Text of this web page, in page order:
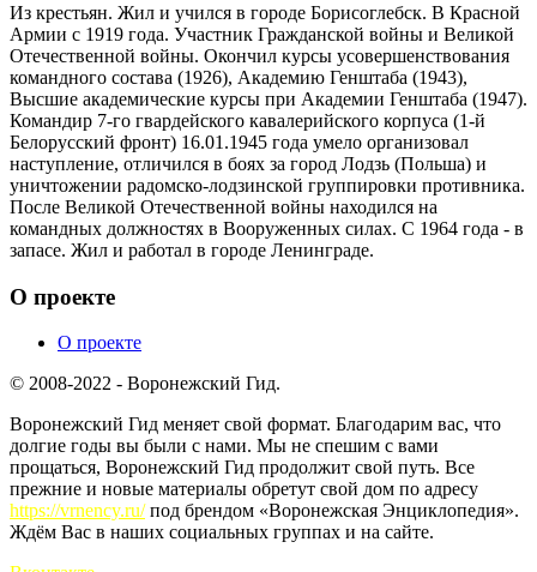
Из крестьян. Жил и учился в городе Борисоглебск. В Красной
Армии с 1919 года. Участник Гражданской войны и Великой
Отечественной войны. Окончил курсы усовершенствования
командного состава (1926), Академию Генштаба (1943),
Высшие академические курсы при Академии Генштаба (1947).
Командир 7-го гвардейского кавалерийского корпуса (1-й
Белорусский фронт) 16.01.1945 года умело организовал
наступление, отличился в боях за город Лодзь (Польша) и
уничтожении радомско-лодзинской группировки противника.
После Великой Отечественной войны находился на
командных должностях в Вооруженных силах. С 1964 года - в
запасе. Жил и работал в городе Ленинграде.
О проекте
О проекте
© 2008-2022 - Воронежский Гид.
Воронежский Гид меняет свой формат. Благодарим вас, что
долгие годы вы были с нами. Мы не спешим с вами
прощаться, Воронежский Гид продолжит свой путь. Все
прежние и новые материалы обретут свой дом по адресу
https://vrnency.ru/под брендом «Воронежская Энциклопедия».
Ждём Вас в наших социальных группах и на сайте.